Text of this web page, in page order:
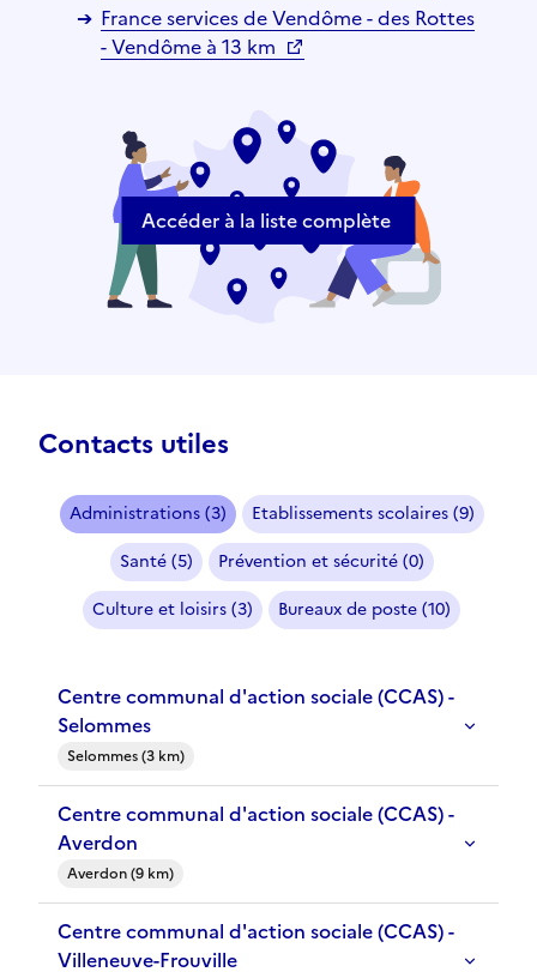
France services de Vendôme - des Rottes
- Vendôme à 13 km
Accéder à la liste complète
Contacts utiles
Administrations (3)
Etablissements scolaires (9)
Santé (5)
Prévention et sécurité (0)
Culture et loisirs (3)
Bureaux de poste (10)
Centre communal d'action sociale (CCAS) -
Selommes
Selommes (3 km)
Centre communal d'action sociale (CCAS) -
Averdon
Averdon (9 km)
Centre communal d'action sociale (CCAS) -
Villeneuve-Frouville